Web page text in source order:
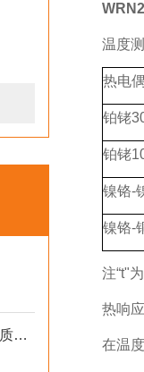
超声波流量计与热电偶协同测量介质热量的技术方案
温度
热电
铂铑
铂铑
镍铬-
镍铬-
注“t"
热响
在温